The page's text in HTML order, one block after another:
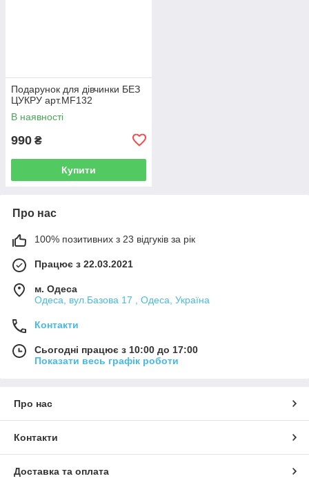
Подарунок для дівчинки БЕЗ
ЦУКРУ арт.MF132
В наявності
990 ₴
Купити
Про нас
100% позитивних з 23 відгуків за рік
Працює з 22.03.2021
м. Одеса
Одеса, вул.Базова 17 , Одеса, Україна
Контакти
Сьогодні працює з 10:00 до 17:00
Показати весь графік роботи
Про нас
Контакти
Доставка та оплата